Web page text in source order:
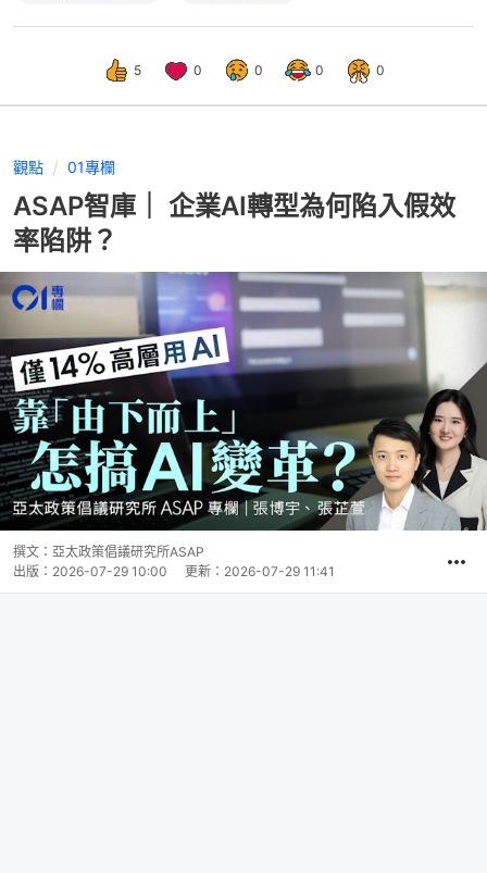
5 0 0 0 0
觀點 01專欄
ASAP智庫｜ 企業AI轉型為何陷入假效
率陷阱？
撰文： 亞太政策倡議研究所ASAP
出版： 2026-07-29 10:00 更新： 2026-07-29 11:41